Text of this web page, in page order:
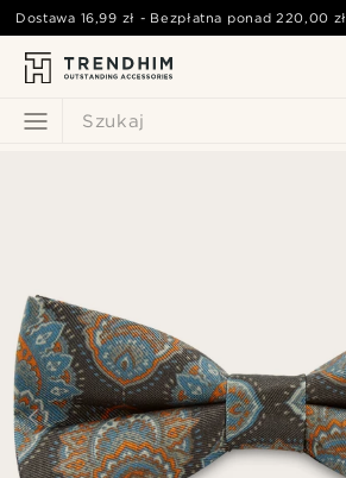
Szukaj
Dostawa 16,99 zł - Bezpłatna ponad220,00 zł